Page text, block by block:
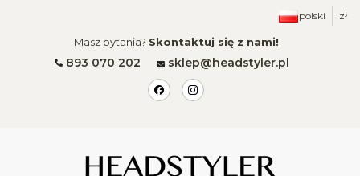
polski zł
Masz pytania? Skontaktuj się z nami!
893 070 202 sklep@headstyler.pl